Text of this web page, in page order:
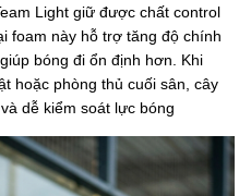
Light giữ được chất control
foam này hỗ trợ tăng độ chính
bóng đi ổn định hơn. Khi
hoặc phòng thủ cuối sân, cây
dễ kiểm soát lực bóng